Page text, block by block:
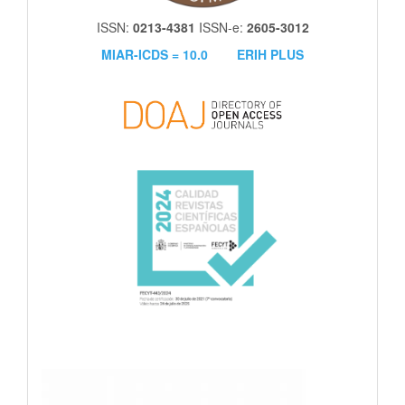
ISSN: 0213-4381 ISSN-e: 2605-3012
MIAR-ICDS = 10.0
ERIH PLUS